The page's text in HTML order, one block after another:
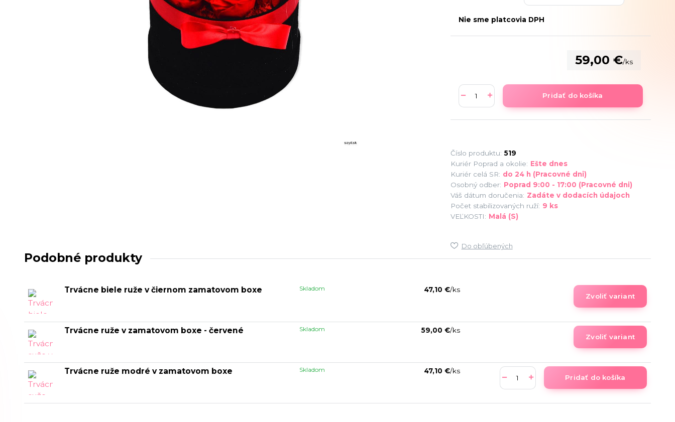
Nie sme platcovia DPH
59,00 €/ks
Pridať do košíka
Číslo produktu: 519
Kuriér Poprad a okolie: Ešte dnes
Kuriér celá SR: do 24 h (Pracovné dni)
Osobný odber: Poprad 9:00 - 17:00 (Pracovné dni)
Váš dátum doručenia: Zadáte v dodacích údajoch
Počet stabilizovaných ruží: 9 ks
VEĽKOSTI: Malá (S)
Do obľúbených
Podobné produkty
Trvácne biele ruže v čiernom zamatovom boxe 47,10 €/ks
Skladom
Zvoliť variant
Trvácne ruže v zamatovom boxe - červené 59,00 €/ks
Skladom
Zvoliť variant
Trvácne ruže modré v zamatovom boxe 47,10 €/ks
Skladom
Pridať do košíka